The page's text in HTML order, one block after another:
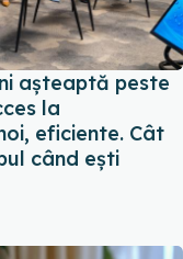
așteaptă peste
la
eficiente. Cât
când ești